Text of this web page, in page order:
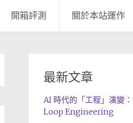
開箱評測 關於本站運作
最新文章
AI 時代的「工程」演變
Loop Engineering